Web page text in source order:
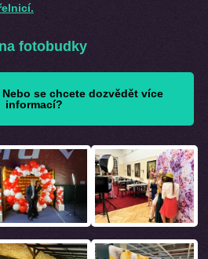
fotobudky
se chcete dozvědět více
informací?